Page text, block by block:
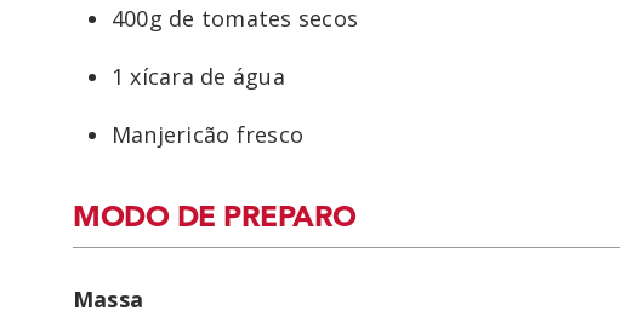
400g de tomates secos
1 xícara de água
Manjericão fresco
MODO DE PREPARO
Massa